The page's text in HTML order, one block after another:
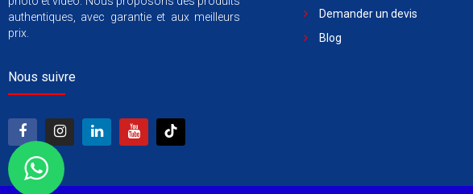
authentiques, avec garantie et aux meilleurs
prix.
Nous suivre
Demander un devis
Blog